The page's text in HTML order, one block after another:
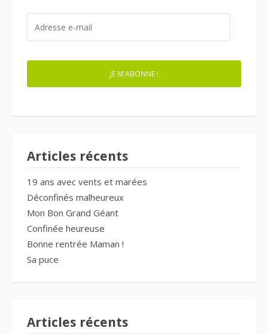
MAIL
JE M'ABONNE !
Articles récents
19 ans avec vents et marées
Déconfinés malheureux
Mon Bon Grand Géant
Confinée heureuse
Bonne rentrée Maman !
Sa puce
Articles récents